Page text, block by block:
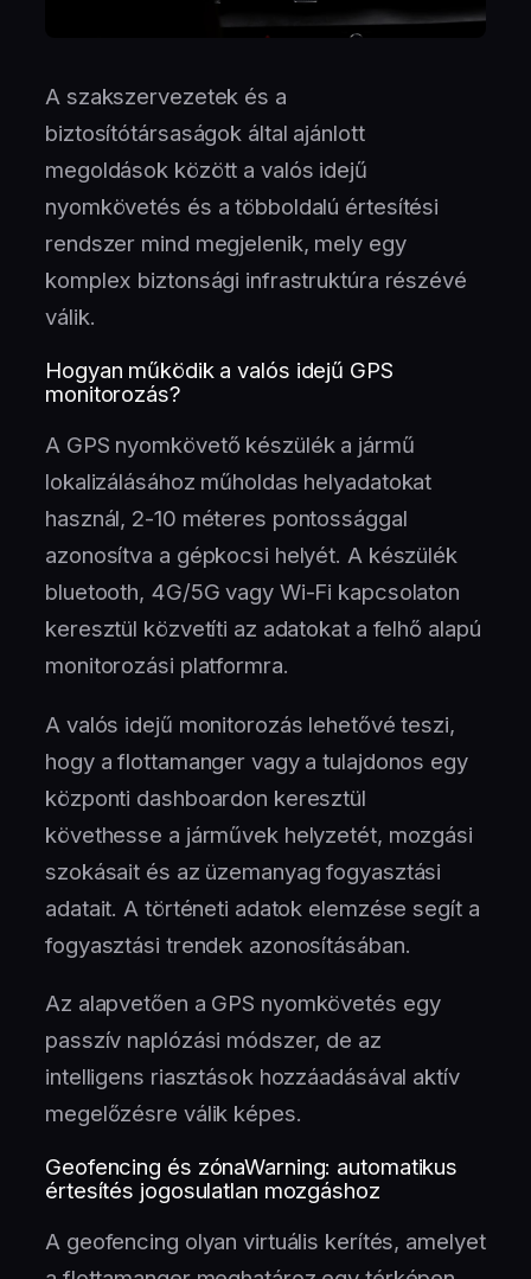
A szakszervezetek és a
biztosítótársaságok által ajánlott
megoldások között a valós idejű
nyomkövetés és a többoldalú értesítési
rendszer mind megjelenik, mely egy
komplex biztonsági infrastruktúra részévé
válik.
Hogyan működik a valós idejű GPS
monitorozás?
A GPS nyomkövető készülék a jármű
lokalizálásához műholdas helyadatokat
használ, 2-10 méteres pontossággal
azonosítva a gépkocsi helyét. A készülék
bluetooth, 4G/5G vagy Wi-Fi kapcsolaton
keresztül közvetíti az adatokat a felhő alapú
monitorozási platformra.
A valós idejű monitorozás lehetővé teszi,
hogy a flottamanger vagy a tulajdonos egy
központi dashboardon keresztül
követhesse a járművek helyzetét, mozgási
szokásait és az üzemanyag fogyasztási
adatait. A történeti adatok elemzése segít a
fogyasztási trendek azonosításában.
Az alapvetően a GPS nyomkövetés egy
passzív naplózási módszer, de az
intelligens riasztások hozzáadásával aktív
megelőzésre válik képes.
Geofencing és zónaWarning: automatikus
értesítés jogosulatlan mozgáshoz
A geofencing olyan virtuális kerítés, amelyet